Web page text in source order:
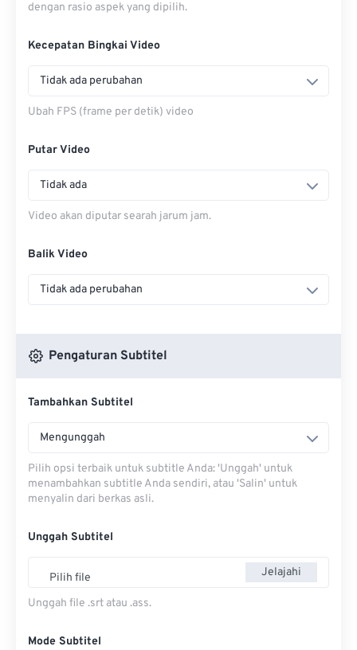
dengan rasio aspek yang dipilih.
Kecepatan Bingkai Video
Tidak ada perubahan
Ubah FPS (frame per detik) video
Putar Video
Tidak ada
Video akan diputar searah jarum jam.
Balik Video
Tidak ada perubahan
Pengaturan Subtitel
Tambahkan Subtitel
Mengunggah
Pilih opsi terbaik untuk subtitle Anda: 'Unggah' untuk
menambahkan subtitle Anda sendiri, atau 'Salin' untuk
menyalin dari berkas asli.
Unggah Subtitel
Pilih file Jelajahi
Unggah file .srt atau .ass.
Mode Subtitel